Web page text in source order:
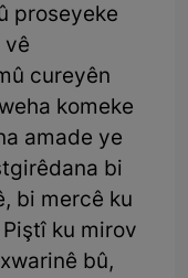
proseyeke
vê
cureyên
komeke
amade ye
bi
bi mercê ku
ku mirov
bû,